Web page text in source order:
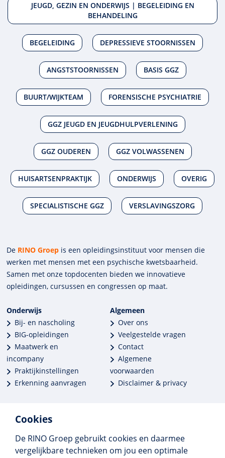
Cookies
De RINO Groep gebruikt cookies en daarmee
vergelijkbare technieken om jou een optimale
JEUGD, GEZIN EN ONDERWIJS | BEGELEIDING EN
BEHANDELING
BEGELEIDING DEPRESSIEVE STOORNISSEN
ANGSTSTOORNISSEN BASIS GGZ
BUURT/WIJKTEAM FORENSISCHE PSYCHIATRIE
GGZ JEUGD EN JEUGDHULPVERLENING
GGZ OUDEREN GGZ VOLWASSENEN
HUISARTSENPRAKTIJK ONDERWIJS OVERIG
SPECIALISTISCHE GGZ VERSLAVINGSZORG
De RINO Groep is een opleidings­insti­tuut voor mensen die
werken met mensen met een psychische kwets­baar­heid.
Samen met onze top­docenten bieden we innova­tieve
opleidingen, cursussen en congres­sen op maat.
Onderwijs
Bij- en nascholing
BIG-opleidingen
Maatwerk en
incompany
Praktijkinstellingen
Erkenning aanvragen
Algemeen
Over ons
Veelgestelde vragen
Contact
Algemene
voorwaarden
Disclaimer & privacy
Meer dan 250 opleidingen
Alle BIG-opleidingen in huis